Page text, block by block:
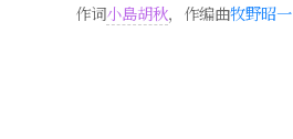
作词小島胡秋，作编曲牧野昭一